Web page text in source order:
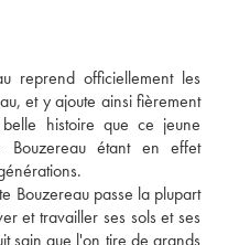
reprend officiellement les
et y ajoute ainsi fièrement
histoire que ce jeune
étant en effet
Bouzereau passe la plupart
et travailler ses sols et ses
sain que l'on tire de grands